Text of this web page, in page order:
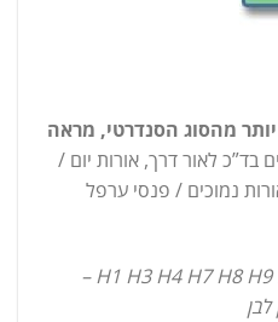
מהסוג הסנדרטי, מראה
בד”כ לאור דרך, אורות יום /
נמוכים / פנסי ערפל
H1 H3 H4 H7 H8 H9 H11 9005 HB3 9006 HB4 –